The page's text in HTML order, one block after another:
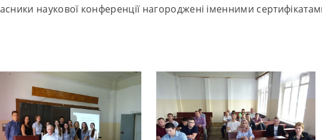
наукової конференції нагороджені іменними